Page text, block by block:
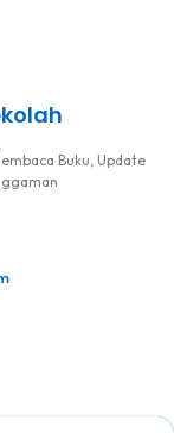
Buku, Update